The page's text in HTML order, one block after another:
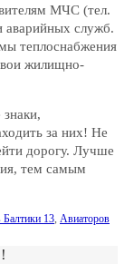
МЧС (тел.
аварийных служб.
теплоснабжения
жилищно-
за них! Не
дорогу. Лучше
тем самым
Балтики 13 Авиаторов